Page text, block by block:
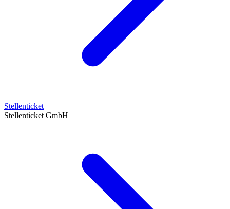
Stellenticket
Stellenticket GmbH